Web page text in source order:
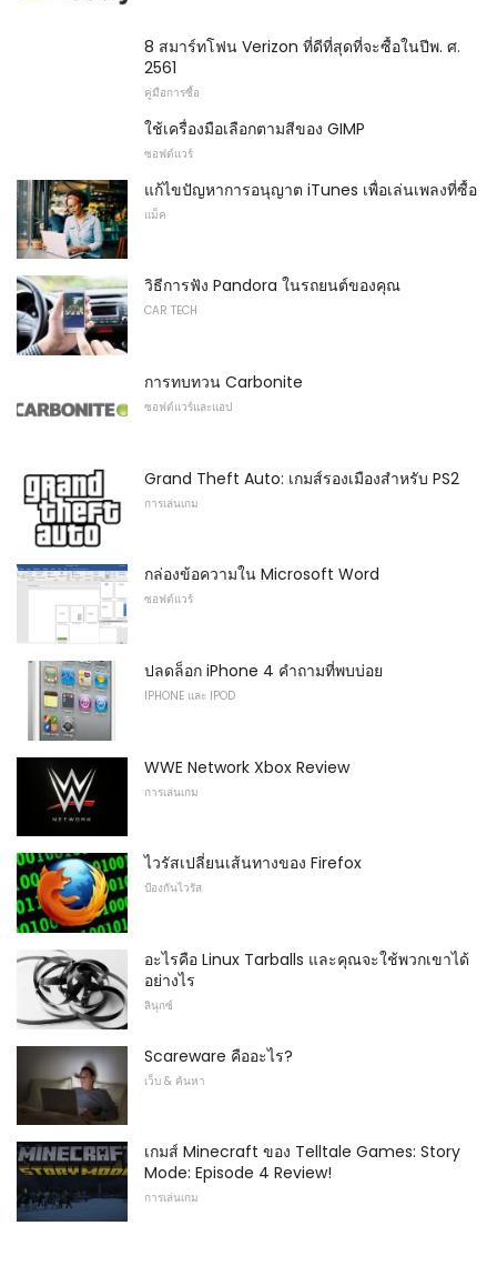
8 สมาร์ทโฟน Verizon ที่ดีที่สุดที่จะซื้อในปีพ. ศ.
2561
คู่มือการซื้อ
ใช้เครื่องมือเลือกตามสีของ GIMP
ซอฟต์แวร์
แก้ไขปัญหาการอนุญาต iTunes เพื่อเล่นเพลงที่ซื้อ
แม็ค
วิธีการฟัง Pandora ในรถยนต์ของคุณ
CAR TECH
การทบทวน Carbonite
ซอฟต์แวร์และแอป
Grand Theft Auto: เกมส์รองเมืองสำหรับ PS2
การเล่นเกม
กล่องข้อความใน Microsoft Word
ซอฟต์แวร์
ปลดล็อก iPhone 4 คำถามที่พบบ่อย
IPHONE และ IPOD
WWE Network Xbox Review
การเล่นเกม
ไวรัสเปลี่ยนเส้นทางของ Firefox
ป้องกันไวรัส
อะไรคือ Linux Tarballs และคุณจะใช้พวกเขาได้
อย่างไร
ลินุกซ์
Scareware คืออะไร?
เว็บ & ค้นหา
เกมส์ Minecraft ของ Telltale Games: Story
Mode: Episode 4 Review!
การเล่นเกม